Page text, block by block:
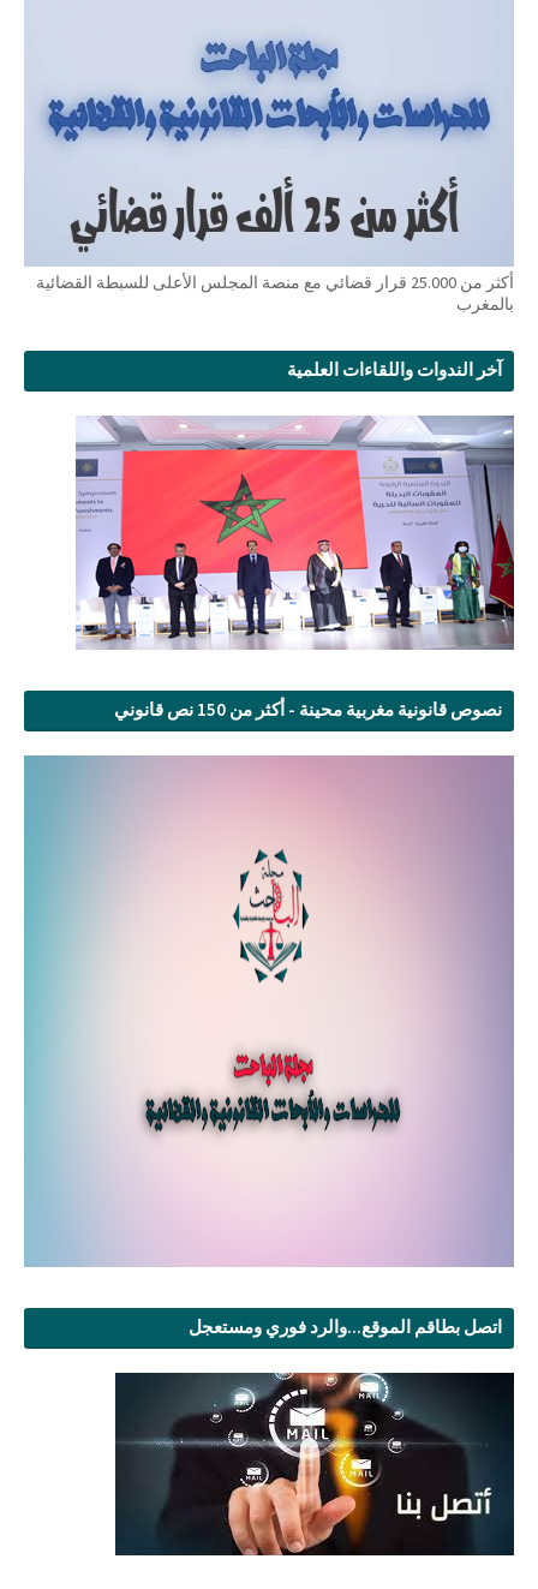
أكثر من 25.000 قرار قضائي مع منصة المجلس الأعلى للسبطة القضائية
بالمغرب
آخر الندوات واللقاءات العلمية
نصوص قانونية مغربية محينة - أكثر من 150 نص قانوني
اتصل بطاقم الموقع...والرد فوري ومستعجل